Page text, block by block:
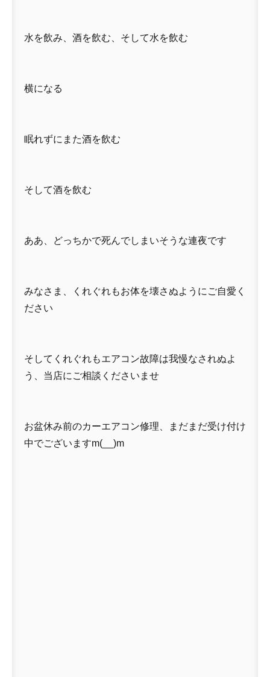
水を飲み、酒を飲む、そして水を飲む
横になる
眠れずにまた酒を飲む
そして酒を飲む
ああ、どっちかで死んでしまいそうな連夜です
みなさま、くれぐれもお体を壊さぬようにご自愛く
ださい
そしてくれぐれもエアコン故障は我慢なされぬよ
う、当店にご相談くださいませ
お盆休み前のカーエアコン修理、まだまだ受け付け
中でございますm(__)m